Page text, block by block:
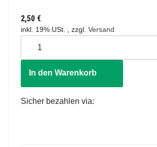
2,50 €
inkl. 19% USt. , zzgl. Versand
In den Warenkorb
Sicher bezahlen via: